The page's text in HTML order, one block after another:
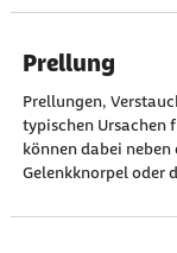
Prellung
Prellungen,
typischen Ursachen
können dabei neben
Gelenkknorpel oder